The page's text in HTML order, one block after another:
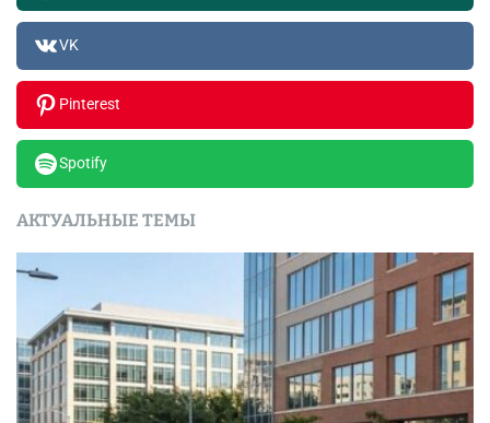
VK
Pinterest
Spotify
АКТУАЛЬНЫЕ ТЕМЫ